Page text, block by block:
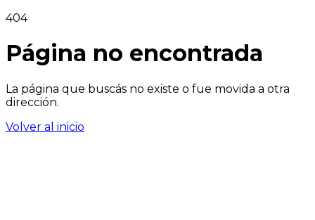
404
Página no encontrada
La página que buscás no existe o fue movida a otra
dirección.
Volver al inicio